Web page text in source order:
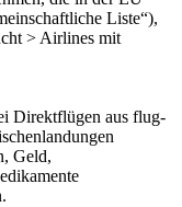
Liste“),
> Airlines mit
Direktflügen aus flug-
Geld,